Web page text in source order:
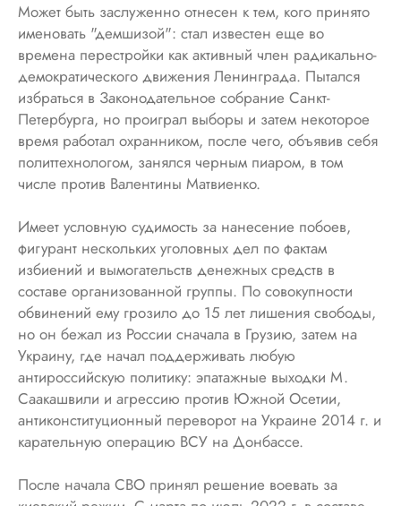
Может быть заслуженно отнесен к тем, кого принято
именовать "демшизой": стал известен еще во
времена перестройки как активный член радикально-
демократического движения Ленинграда. Пытался
избраться в Законодательное собрание Санкт-
Петербурга, но проиграл выборы и затем некоторое
время работал охранником, после чего, объявив себя
политтехнологом, занялся черным пиаром, в том
числе против Валентины Матвиенко.
Имеет условную судимость за нанесение побоев,
фигурант нескольких уголовных дел по фактам
избиений и вымогательств денежных средств в
составе организованной группы. По совокупности
обвинений ему грозило до 15 лет лишения свободы,
но он бежал из России сначала в Грузию, затем на
Украину, где начал поддерживать любую
антироссийскую политику: эпатажные выходки М.
Саакашвили и агрессию против Южной Осетии,
антиконституционный переворот на Украине 2014 г. и
карательную операцию ВСУ на Донбассе.
После начала СВО принял решение воевать за